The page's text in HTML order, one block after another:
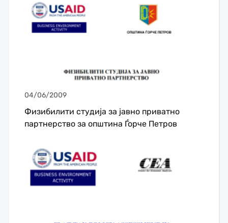
04/06/2009
Физибилити студија за јавно приватно
партнерство за општина Ѓорче Петров